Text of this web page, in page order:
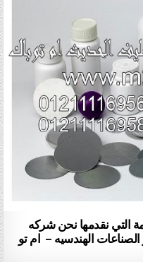
التي نقدمها نحن شركه
الهندسيه – ام تو